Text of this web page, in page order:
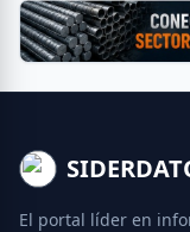
El portal líder en